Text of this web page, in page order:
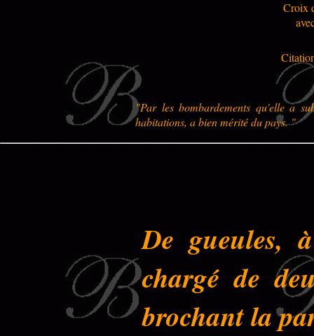
Croix
"Par les bombardements qu'elle a
habitations, a bien mérité du pays. "
De gueules,
chargé de
brochant la